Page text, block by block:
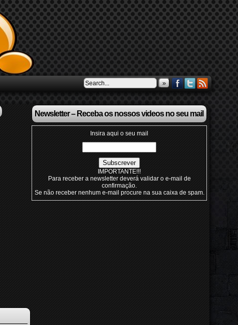
»
Newsletter – Receba os nossos videos no seu mail
Insira aqui o seu mail
IMPORTANTE!!!
Para receber a newsletter deverá validar o e-mail de
confirmação.
Se não receber nenhum e-mail procure na sua caixa de spam.